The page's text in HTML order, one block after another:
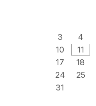
3
4
10
11
17
18
24
25
31